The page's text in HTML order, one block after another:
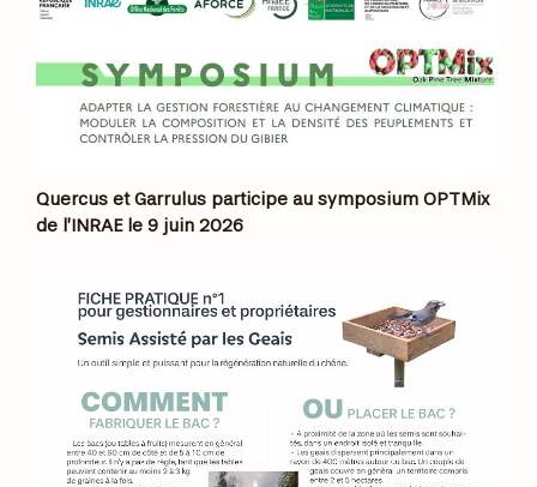
Quercus et Garrulus participe au symposium OPTMix
de l’INRAE le 9 juin 2026